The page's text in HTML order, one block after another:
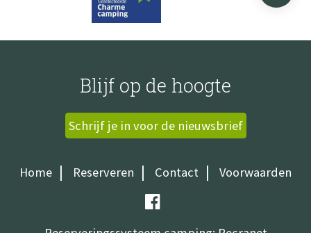
Blijf op de hoogte
Schrijf je in voor de nieuwsbrief
Home Reserveren Contact Voorwaarden